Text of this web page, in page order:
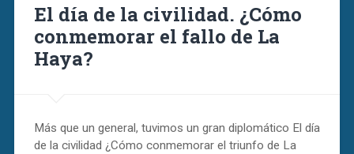
El día de la civilidad. ¿Cómo
conmemorar el fallo de La
Haya?
Más que un general, tuvimos un gran diplomático El día
de la civilidad ¿Cómo conmemorar el triunfo de La